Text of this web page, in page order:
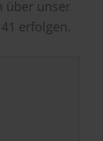
über unser
erfolgen.